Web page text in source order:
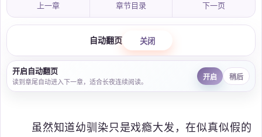
上一章 章节目录 下一页
自动翻页 关闭
开启自动翻页
读到章尾自动进入下一章，适合长夜连续阅读。
开启 稍后
虽然知道幼驯染只是戏瘾大发，在似真似假的